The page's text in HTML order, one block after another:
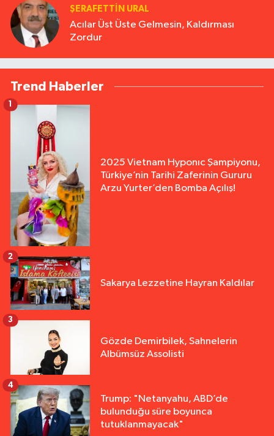
ŞERAFETTIN URAL
Acılar Üst Üste Gelmesin, Kaldırması
Zordur
Trend Haberler
2025 Vietnam Hyponıc Şampiyonu,
Türkiye’nin Tarihi Zaferinin Gururu
Arzu Yurter’den Bomba Açılış!
1
Sakarya Lezzetine Hayran Kaldılar
2
Gözde Demirbilek, Sahnelerin
Albümsüz Assolisti
3
Trump: "Netanyahu, ABD’de
bulunduğu süre boyunca
tutuklanmayacak"
4